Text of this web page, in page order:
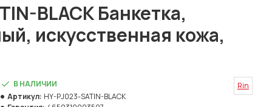
BLACK Банкетка,
искусственная кожа,
В НАЛИЧИИ
Артикул: HY-PJ023-SATIN-BLACK
Rin